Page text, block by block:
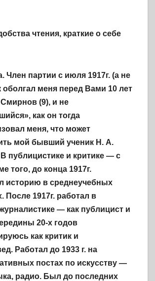
чтения, краткие о себе
Член партии с июля 1917г. (а не
оболгал меня перед Вами 10 лет
(9), и не
как он тогда
меня, что может
мой бывший ученик Н. А.
публицистике и критике — с
того, до конца 1917г.
историю в среднеучебных
После 1917г. работал в
— как публицист и
20-х годов
как критик и
Работал до 1933 г. на
постах по искусству —
радио. Был до последних